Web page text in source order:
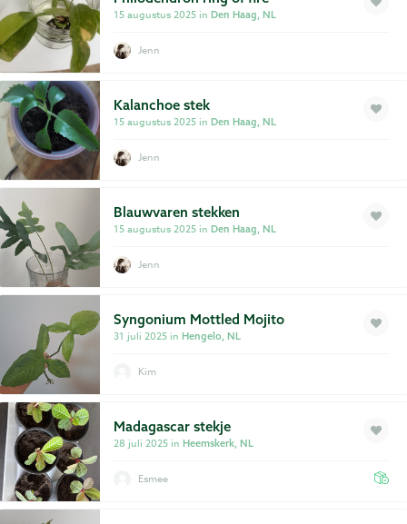
15 augustus 2025 in Den Haag, NL
Jenn
Kalanchoe stek
15 augustus 2025 in Den Haag, NL
Jenn
Blauwvaren stekken
15 augustus 2025 in Den Haag, NL
Jenn
Syngonium Mottled Mojito
31 juli 2025 in Hengelo, NL
Kim
Madagascar stekje
28 juli 2025 in Heemskerk, NL
Esmee